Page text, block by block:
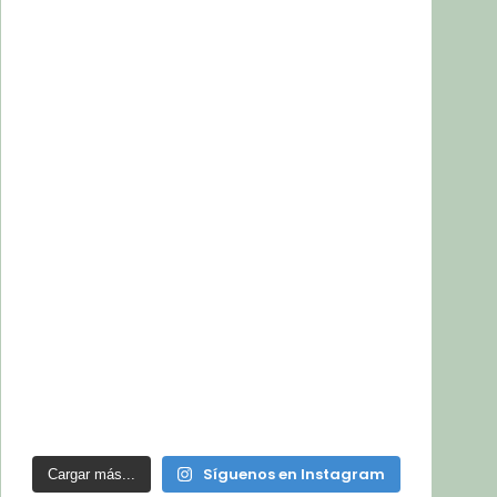
Cargar más... Síguenos en Instagram